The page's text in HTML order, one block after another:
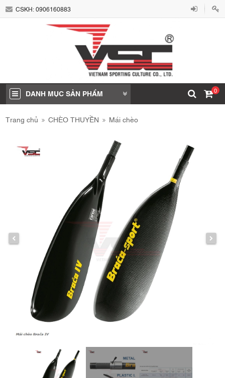
CSKH:0906160883
DANH MỤC SẢN PHẨM 0
Trang chủ CHÈO THUYỀN Mái chèo